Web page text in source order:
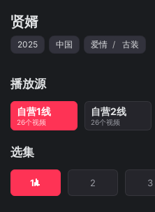
贤婿
2025 中国 爱情 / 古装
播放源
自营1线
26个视频
自营2线
26个视频
选集
1 2 3